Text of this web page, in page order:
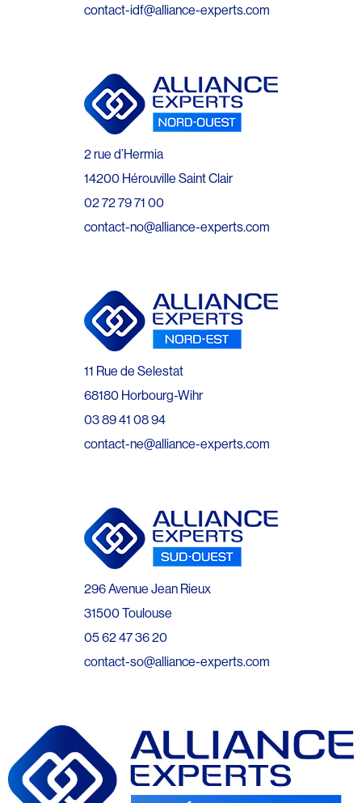
contact-idf@alliance-experts.com
2 rue d’Hermia
14200 Hérouville Saint Clair
02 72 79 71 00
contact-no@alliance-experts.com
11 Rue de Selestat
68180 Horbourg-Wihr
03 89 41 08 94
contact-ne@alliance-experts.com
296 Avenue Jean Rieux
31500 Toulouse
05 62 47 36 20
contact-so@alliance-experts.com